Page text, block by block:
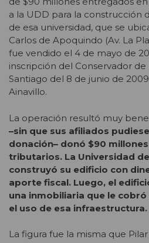
a la UDD para la construcción
de esa universidad, que se
Carlos de Apoquindo (Av. La
fue vendido el 4 de mayo de
inscripción del Conservador de
Santiago del 8 de junio de
Ainavillo.
La operación resultó muy
–sin que sus afiliados
donación– donó $90
tributarios. La Universidad
construyó su edificio con
aporte fiscal. Luego, el
una inmobiliaria que le
el uso de esa infraestructura.
La figura fue la misma que